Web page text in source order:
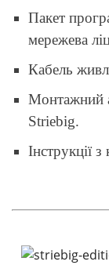
Пакет
мережева
Кабель
Монтажний
Striebig.
Інструкції